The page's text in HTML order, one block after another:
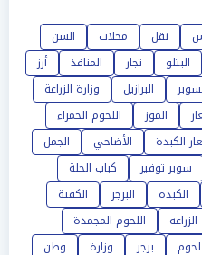
نقل محلات
السن
البتلو تجار المنافذ
أرز
البرازيل
وزارة الزراعة
الموز
اللحوم الحمراء
الكبدة الأضاحي
الجمل
سوبر توفير
كباب الحلة
الكبدة البرجر
الكفتة
الزراعه
اللحوم المجمدة
برجر وزارة
وطن